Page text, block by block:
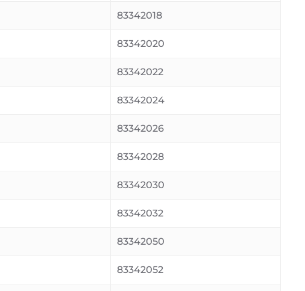
83342018
83342020
83342022
83342024
83342026
83342028
83342030
83342032
83342050
83342052